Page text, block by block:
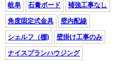
岐阜 石膏ボード 補強工事なし
角度固定式金具 壁内配線
シェルフ（棚) 壁掛け工事のみ
ナイスプランハウジング